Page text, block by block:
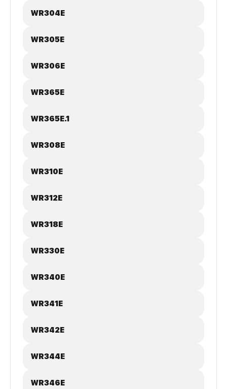
WR304E
WR305E
WR306E
WR365E
WR365E.1
WR308E
WR310E
WR312E
WR318E
WR330E
WR340E
WR341E
WR342E
WR344E
WR346E